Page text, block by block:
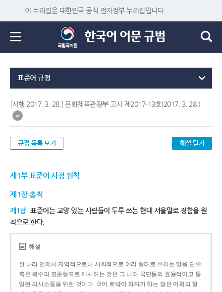
이 누리집은 대한민국 공식 전자정부 누리집입니다.
표준어 규정
[시행 2017. 3. 28.] 문화체육관광부 고시 제2017-13호(2017. 3. 28.)
규정 목록 보기 해설 닫기
제1부 표준어 사정 원칙
제1장 총칙
제1항 표준어는 교양 있는 사람들이 두루 쓰는 현대 서울말로 정함을 원
칙으로 한다.
해설
한 나라 안에서 지역적으로나 사회적으로 여러 형태로 쓰이는 말을 단수
혹은 복수의 표준형으로 제시하는 것은 그 나라 국민들의 효율적이고 통
일된 의사소통을 위한 것이다. 국어 토박이 화자가 하는 말은 어휘의 형